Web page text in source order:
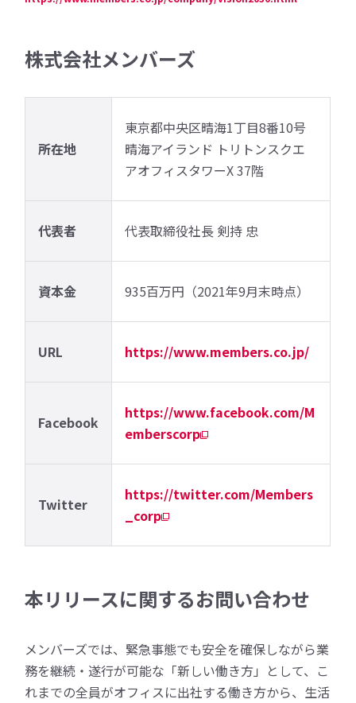
株式会社メンバーズ
所在地
東京都中央区晴海1丁目8番10号
晴海アイランド トリトンスクエ
アオフィスタワーX 37階
代表者 代表取締役社長 剣持 忠
資本金 935百万円（2021年9月末時点）
URL https://www.members.co.jp/
Facebook
https://www.facebook.com/M
emberscorp
Twitter
https://twitter.com/Members
_corp
本リリースに関するお問い合わせ
メンバーズでは、緊急事態でも安全を確保しながら業
務を継続・遂行が可能な「新しい働き方」として、こ
れまでの全員がオフィスに出社する働き方から、生活